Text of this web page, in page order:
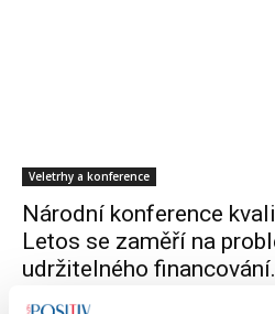
Veletrhy a konference
Národní konference
Letos se zaměří na
udržitelného financování.